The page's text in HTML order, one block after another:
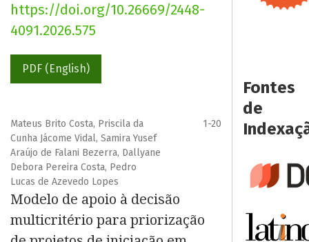
https://doi.org/10.26669/2448-
4091.2026.575
PDF (English)
Mateus Brito Costa, Priscila da
Cunha Jácome Vidal, Samira Yusef
Araújo de Falani Bezerra, Dallyane
Debora Pereira Costa, Pedro
Lucas de Azevedo Lopes
1-20
Modelo de apoio à decisão
multicritério para priorização
Fontes
de